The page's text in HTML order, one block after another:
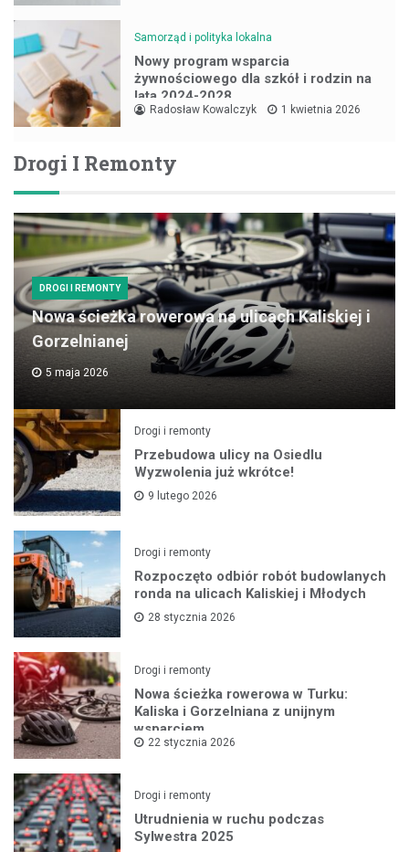
Samorząd i polityka lokalna
Nowy program wsparcia
żywnościowego dla szkół i rodzin na
lata 2024-2028
Radosław Kowalczyk 1 kwietnia 2026
Drogi I Remonty
DROGI I REMONTY
Nowa ścieżka rowerowa na ulicach Kaliskiej i
Gorzelnianej
5 maja 2026
Drogi i remonty
Przebudowa ulicy na Osiedlu
Wyzwolenia już wkrótce!
9 lutego 2026
Drogi i remonty
Rozpoczęto odbiór robót budowlanych
ronda na ulicach Kaliskiej i Młodych
28 stycznia 2026
Drogi i remonty
Nowa ścieżka rowerowa w Turku:
Kaliska i Gorzelniana z unijnym
wsparciem
22 stycznia 2026
Drogi i remonty
Utrudnienia w ruchu podczas
Sylwestra 2025